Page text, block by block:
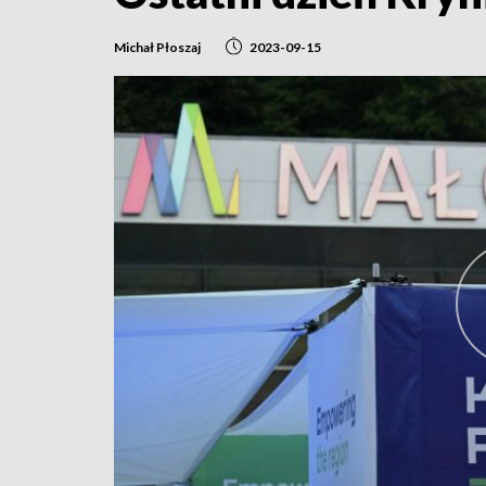
Michał Płoszaj 2023-09-15